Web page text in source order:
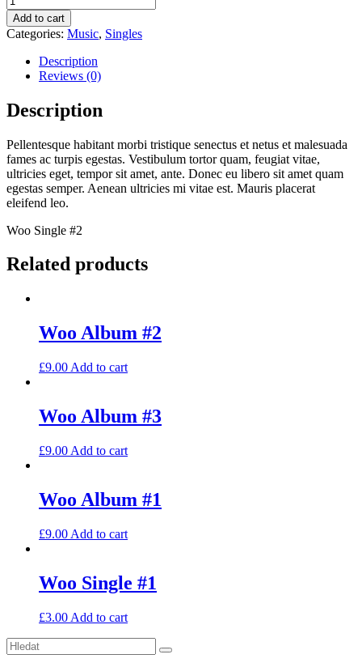
Single
#2
quantity
Add to cart
Categories: Music, Singles
Description
Reviews (0)
Description
Pellentesque habitant morbi tristique senectus et netus et malesuada
fames ac turpis egestas. Vestibulum tortor quam, feugiat vitae,
ultricies eget, tempor sit amet, ante. Donec eu libero sit amet quam
egestas semper. Aenean ultricies mi vitae est. Mauris placerat
eleifend leo.
Woo Single #2
Related products
Woo Album #2
£9.00 Add to cart
Woo Album #3
£9.00 Add to cart
Woo Album #1
£9.00 Add to cart
Woo Single #1
£3.00 Add to cart